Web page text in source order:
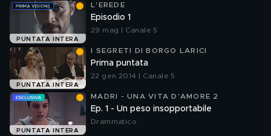
PUNTATA INTERA
L'EREDE
Episodio 1
29 mag | Canale 5
PUNTATA INTERA
I SEGRETI DI BORGO LARICI
Prima puntata
22 gen 2014 | Canale 5
PUNTATA INTERA
MADRI - UNA VITA D'AMORE 2
Ep. 1 - Un peso insopportabile
Drammatico